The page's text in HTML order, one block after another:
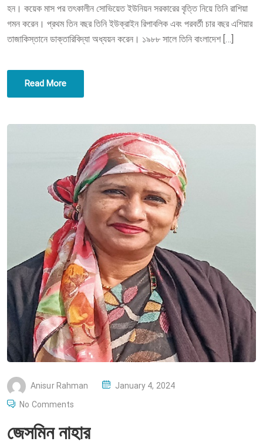
D
O
N
হন। কয়েক মাস পর তৎকালীন সোভিয়েত ইউনিয়ন সরকারের বৃত্তি নিয়ে তিনি রাশিয়া
গমন করেন। প্রথম তিন বছর তিনি ইউক্রাইন রিপাবলিক এবং পরবর্তী চার বছর এশিয়ার
তাজাকিস্তানে ডাক্তারিবিদ্যা অধ্যয়ন করেন। ১৯৮৮ সালে তিনি বাংলাদেশ […]
Read More
Anisur Rahman January 4, 2024
No Comments
জেসমিন নাহার